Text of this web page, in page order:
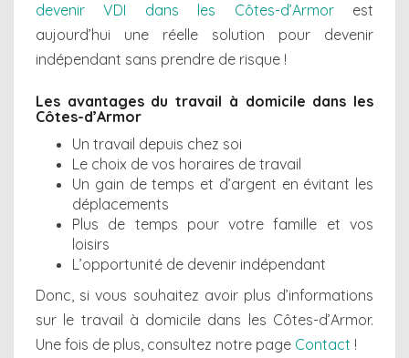
devenir VDI dans les Côtes-d’Armorest
aujourd’hui une réelle solution pour devenir
indépendant sans prendre de risque !
Les avantages du travail à domicile dans les
Côtes-d’Armor
Un travail depuis chez soi
Le choix de vos horaires de travail
Un gain de temps et d’argent en évitant les
déplacements
Plus de temps pour votre famille et vos
loisirs
L’opportunité de devenir indépendant
Donc, si vous souhaitez avoir plus d’informations
sur le travail à domicile dans les Côtes-d’Armor.
Une fois de plus, consultez notre page Contact !